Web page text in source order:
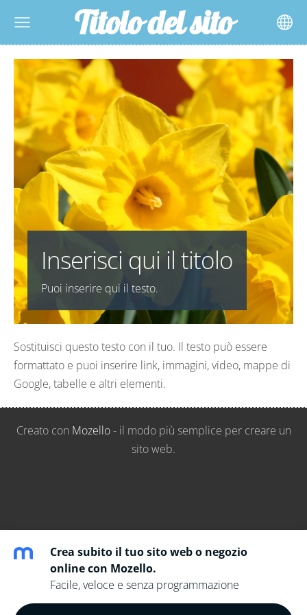
Titolo del sito
Inserisci qui il titolo
Puoi inserire qui il testo.
Sostituisci questo testo con il tuo. Il testo può essere
formattato e puoi inserire link, immagini, video, mappe di
Google, tabelle e altri elementi.
Creato con Mozello- il modo più semplice per creare un
sito web.
Crea subito il tuo sito web o negozio
online con Mozello.
Facile, veloce e senza programmazione